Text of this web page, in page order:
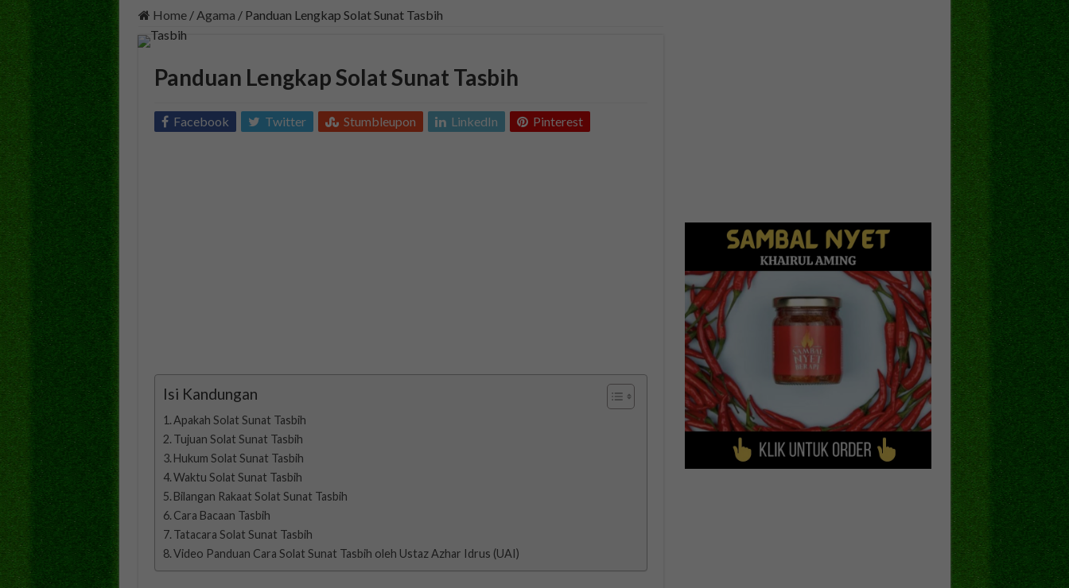
Home / Agama / Panduan Lengkap Solat Sunat Tasbih
Panduan Lengkap Solat Sunat Tasbih
Facebook Twitter Stumbleupon LinkedIn Pinterest
Isi Kandungan
Apakah Solat Sunat Tasbih
Tujuan Solat Sunat Tasbih
Hukum Solat Sunat Tasbih
Waktu Solat Sunat Tasbih
Bilangan Rakaat Solat Sunat Tasbih
Cara Bacaan Tasbih
Tatacara Solat Sunat Tasbih
Video Panduan Cara Solat Sunat Tasbih oleh Ustaz Azhar Idrus (UAI)